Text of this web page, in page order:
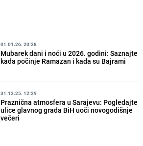
01.01.26. 20:28
Mubarek dani i noći u 2026. godini: Saznajte
kada počinje Ramazan i kada su Bajrami
31.12.25. 12:29
Praznična atmosfera u Sarajevu: Pogledajte
ulice glavnog grada BiH uoči novogodišnje
večeri